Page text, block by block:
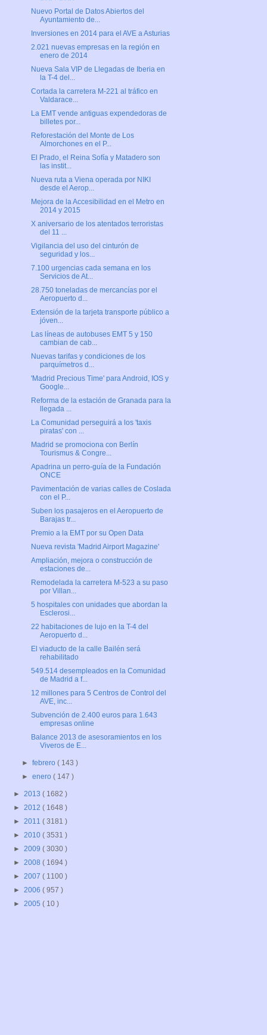
Nuevo Portal de Datos Abiertos del
Ayuntamiento de...
Inversiones en 2014 para el AVE a Asturias
2.021 nuevas empresas en la región en
enero de 2014
Nueva Sala VIP de Llegadas de Iberia en
la T-4 del...
Cortada la carretera M-221 al tráfico en
Valdarace...
La EMT vende antiguas expendedoras de
billetes por...
Reforestación del Monte de Los
Almorchones en el P...
El Prado, el Reina Sofía y Matadero son
las instit...
Nueva ruta a Viena operada por NIKI
desde el Aerop...
Mejora de la Accesibilidad en el Metro en
2014 y 2015
X aniversario de los atentados terroristas
del 11 ...
Vigilancia del uso del cinturón de
seguridad y los...
7.100 urgencias cada semana en los
Servicios de At...
28.750 toneladas de mercancías por el
Aeropuerto d...
Extensión de la tarjeta transporte público a
jóven...
Las líneas de autobuses EMT 5 y 150
cambian de cab...
Nuevas tarifas y condiciones de los
parquímetros d...
'Madrid Precious Time' para Android, IOS y
Google...
Reforma de la estación de Granada para la
llegada ...
La Comunidad perseguirá a los 'taxis
piratas' con ...
Madrid se promociona con Berlín
Tourismus & Congre...
Apadrina un perro-guía de la Fundación
ONCE
Pavimentación de varias calles de Coslada
con el P...
Suben los pasajeros en el Aeropuerto de
Barajas tr...
Premio a la EMT por su Open Data
Nueva revista 'Madrid Airport Magazine'
Ampliación, mejora o construcción de
estaciones de...
Remodelada la carretera M-523 a su paso
por Villan...
5 hospitales con unidades que abordan la
Esclerosi...
22 habitaciones de lujo en la T-4 del
Aeropuerto d...
El viaducto de la calle Bailén será
rehabilitado
549.514 desempleados en la Comunidad
de Madrid a f...
12 millones para 5 Centros de Control del
AVE, inc...
Subvención de 2.400 euros para 1.643
empresas online
Balance 2013 de asesoramientos en los
Viveros de E...
►febrero( 143 )
►enero( 147 )
► 2013 ( 1682 )
► 2012 ( 1648 )
► 2011 ( 3181 )
► 2010 ( 3531 )
► 2009 ( 3030 )
► 2008 ( 1694 )
► 2007 ( 1100 )
► 2006 ( 957 )
► 2005 ( 10 )